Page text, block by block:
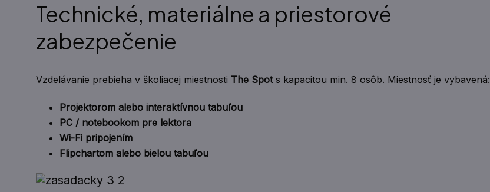
Technické, materiálne a priestorové
zabezpečenie
Vzdelávanie prebieha v školiacej miestnosti The Spots kapacitou min. 8 osôb. Miestnosť je vybavená:
Projektorom alebo interaktívnou tabuľou
PC / notebookom pre lektora
Wi-Fi pripojením
Flipchartom alebo bielou tabuľou